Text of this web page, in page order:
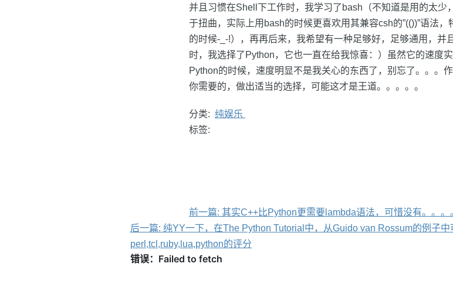
并且习惯在Shell下工作时，我学习了bash（不知道是用的太少
于扭曲，实际上用bash的时候更喜欢用其兼容csh的”(())”语法
的时候-_-!），再再后来，我希望有一种足够好，足够通用，并
时，我选择了Python，它也一直在给我惊喜：）虽然它的速度
Python的时候，速度明显不是我关心的东西了，别忘了。。。
你需要的，做出适当的选择，可能这才是王道。。。。。
分类: 纯娱乐
标签:
前一篇: 其实C++比Python更需要lambda语法，可惜没有。。。
后一篇: 纯YY一下，在The Python Tutorial中，从Guido van Rossum的例子
perl,tcl,ruby,lua,python的评分